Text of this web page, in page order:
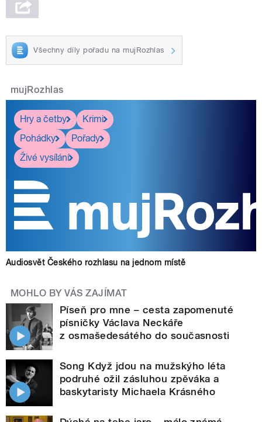
Všechny díly pořadu na mujRozhlas
mujRozhlas
Hry a četby
Krimi
Pohádky
Pořady
Živé vysílání
Audiosvět Českého rozhlasu na jednom místě
MOHLO BY VÁS ZAJÍMAT
Píseň pro mne – cesta zapomenuté
písničky Václava Neckáře
z osmašedesátého do současnosti
Song Když jdou na mužskýho léta
podruhé ožil zásluhou zpěváka a
baskytaristy Michaela Krásného